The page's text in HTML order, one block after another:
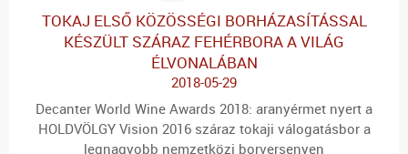
TOKAJ ELSŐ KÖZÖSSÉGI BORHÁZASÍTÁSSAL
KÉSZÜLT SZÁRAZ FEHÉRBORA A VILÁG
ÉLVONALÁBAN
2018-05-29
Decanter World Wine Awards 2018: aranyérmet nyert a
HOLDVÖLGY Vision 2016 száraz tokaji válogatásbor a
legnagyobb nemzetközi borversenyen